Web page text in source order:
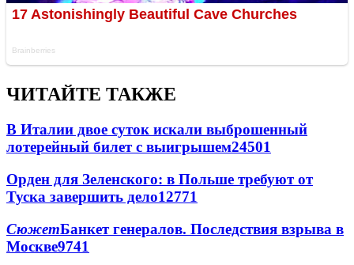
ЧИТАЙТЕ ТАКЖЕ
В Италии двое суток искали выброшенный
лотерейный билет с выигрышем24501
Орден для Зеленского: в Польше требуют от
Туска завершить дело12771
СюжетБанкет генералов. Последствия взрыва в
Москве9741